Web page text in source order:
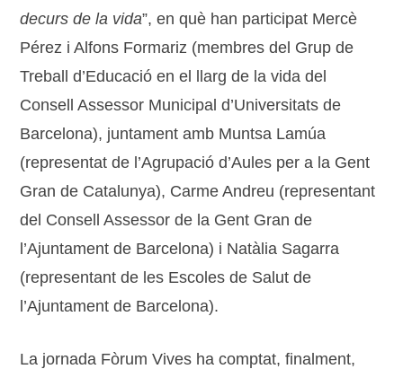
decurs de la vida”, en què han participat Mercè
Pérez i Alfons Formariz (membres del Grup de
Treball d’Educació en el llarg de la vida del
Consell Assessor Municipal d’Universitats de
Barcelona), juntament amb Muntsa Lamúa
(representat de l’Agrupació d’Aules per a la Gent
Gran de Catalunya), Carme Andreu (representant
del Consell Assessor de la Gent Gran de
l’Ajuntament de Barcelona) i Natàlia Sagarra
(representant de les Escoles de Salut de
l’Ajuntament de Barcelona).
La jornada Fòrum Vives ha comptat, finalment,